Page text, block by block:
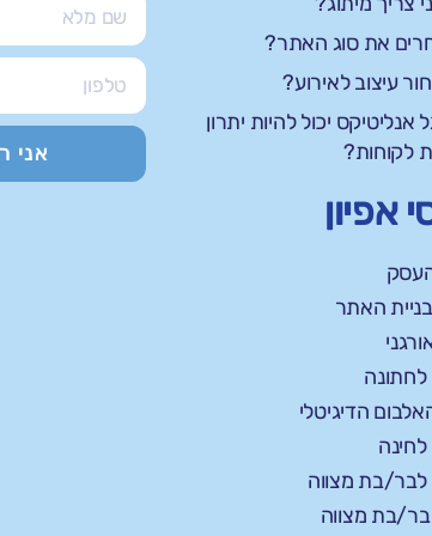
את סוג האתר?
עיצוב לאירוע?
אנליטיקס יכול להיות יתרון
לקוחות?
אפיון
האתר
הדיגיטלי
לבר/בת מצווה
בת מצווה
אני